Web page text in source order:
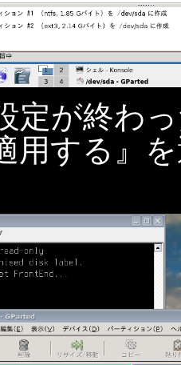
定が終わ
用する』